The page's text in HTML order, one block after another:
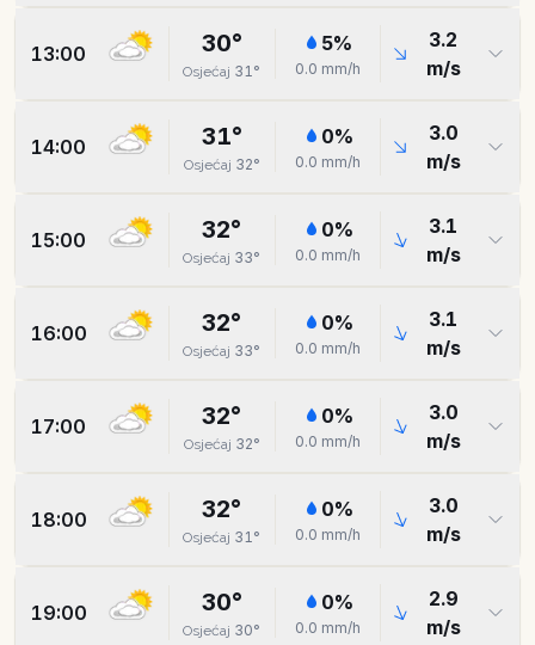
13:00 30°
Osjećaj 31°
5%
0.0 mm/h
3.2
m/s
14:00 31°
Osjećaj 32°
0%
0.0 mm/h
3.0
m/s
15:00 32°
Osjećaj 33°
0%
0.0 mm/h
3.1
m/s
16:00 32°
Osjećaj 33°
0%
0.0 mm/h
3.1
m/s
17:00 32°
Osjećaj 32°
0%
0.0 mm/h
3.0
m/s
18:00 32°
Osjećaj 31°
0%
0.0 mm/h
3.0
m/s
19:00 30°
Osjećaj 30°
0%
0.0 mm/h
2.9
m/s